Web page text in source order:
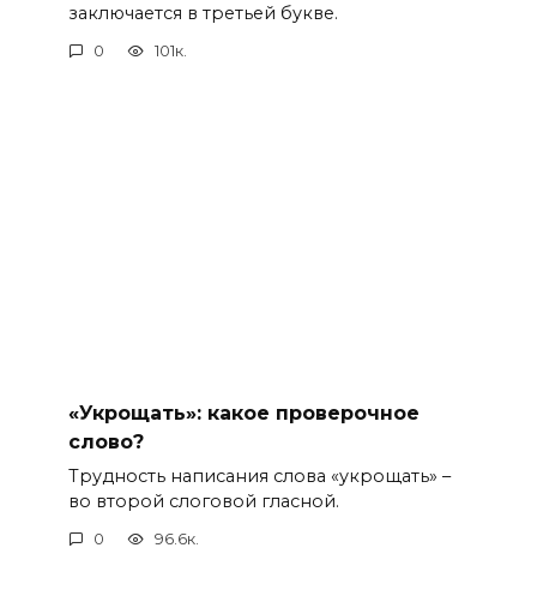
заключается в третьей букве.
0 101к.
«Укрощать»: какое проверочное
слово?
Трудность написания слова «укрощать» –
во второй слоговой гласной.
0 96.6к.